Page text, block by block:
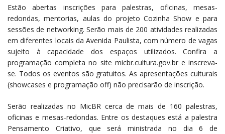
Estão abertas inscrições para palestras, oficinas, mesas-
redondas, mentorias, aulas do projeto Cozinha Show e para
sessões de networking. Serão mais de 200 atividades realizadas
em diferentes locais da Avenida Paulista, com número de vagas
sujeito à capacidade dos espaços utilizados. Confira a
programação completa no site micbr.cultura.gov.br e inscreva-
se. Todos os eventos são gratuitos. As apresentações culturais
(showcases e programação off) não precisarão de inscrição.
Serão realizadas no MicBR cerca de mais de 160 palestras,
oficinas e mesas-redondas. Entre os destaques está a palestra
Pensamento Criativo, que será ministrada no dia 6 de